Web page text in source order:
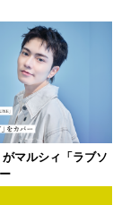
マルシィ「ラブソ